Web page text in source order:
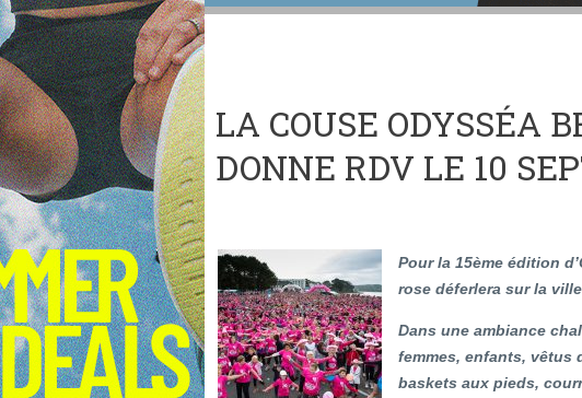
LA COUSE ODYSSÉA
DONNE RDV LE 10
Pour la 15ème édition
rose déferlera sur la
Dans une ambiance
femmes, enfants, vêtus
baskets aux pieds,